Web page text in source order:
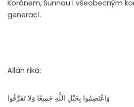
Koránem, Sunnou i všeobecným
generací.
Alláh říká:
وَاعْتَصِمُوا بِحَبْلِ اللَّهِ جَمِيعًا وَلا تَفَرَّقُوا